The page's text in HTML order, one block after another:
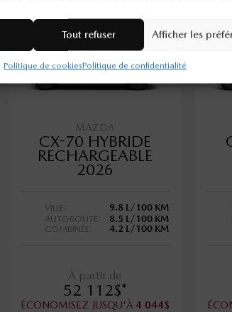
Tout refuser Afficher les
Politique de cookiesPolitique de confidentialité
MAZDA
CX-70 HYBRIDE
RECHARGEABLE
2026
VILLE:
9.8 L/100 KM
AUTOROUTE:
8.5 L/100 KM
COMBINÉE:
4.2 L/100 KM
À partir de
52 112$*
ÉCONOMISEZ JUSQU'À 4 044$